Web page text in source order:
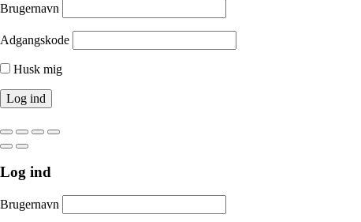
Brugernavn
Adgangskode
Husk mig
Log ind
Brugernavn